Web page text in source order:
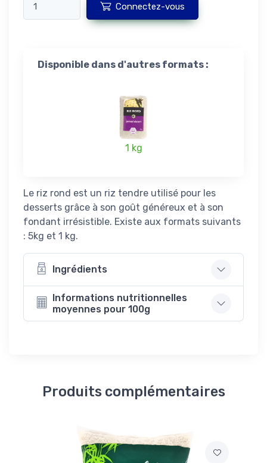
Connectez-vous
Disponible dans d'autres formats :
1 kg
Le riz rond est un riz tendre utilisé pour les
desserts grâce à son goût généreux et à son
fondant irrésistible. Existe aux formats suivants
: 5kg et 1 kg.
Ingrédients
Informations nutritionnelles
moyennes pour 100g
Produits complémentaires